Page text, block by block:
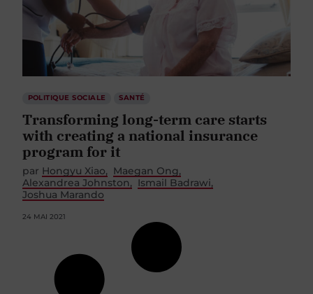
POLITIQUE SOCIALE SANTÉ
Transforming long-term care starts
with creating a national insurance
program for it
par Hongyu Xiao
Maegan Ong
Alexandrea Johnston
Ismail Badrawi
Joshua Marando
24 MAI 2021